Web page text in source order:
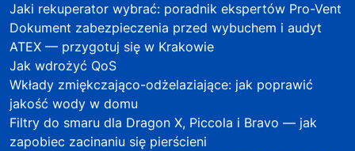
Jaki rekuperator wybrać: poradnik ekspertów Pro-Vent
Dokument zabezpieczenia przed wybuchem i audyt
ATEX — przygotuj się w Krakowie
Jak wdrożyć QoS
Wkłady zmiękczająco-odżelaziające: jak poprawić
jakość wody w domu
Filtry do smaru dla Dragon X, Piccola i Bravo — jak
zapobiec zacinaniu się pierścieni